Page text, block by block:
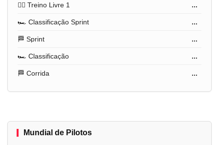
🏋️‍♂️ Treino Livre 1
...
🏎️ Classificação Sprint ...
🏁 Sprint ...
🏎️ Classificação ...
🏁 Corrida ...
Mundial de Pilotos